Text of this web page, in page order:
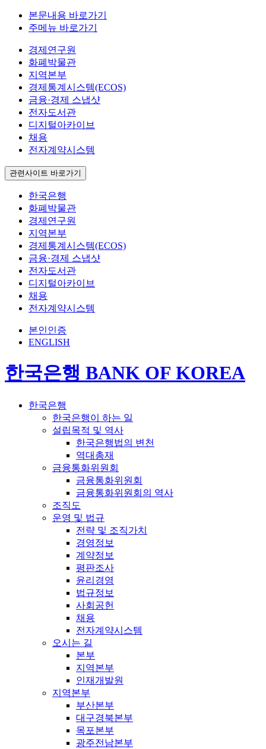
본문내용 바로가기
주메뉴 바로가기
경제연구원
화폐박물관
지역본부
경제통계시스템(ECOS)
금융·경제 스냅샷
전자도서관
디지털아카이브
채용
전자계약시스템
관련사이트 바로가기
한국은행
화폐박물관
경제연구원
지역본부
경제통계시스템(ECOS)
금융·경제 스냅샷
전자도서관
디지털아카이브
채용
전자계약시스템
본인인증
ENGLISH
한국은행 BANK OF KOREA
한국은행
한국은행이 하는 일
설립목적 및 역사
한국은행법의 변천
역대총재
금융통화위원회
금융통화위원회
금융통화위원회의 역사
조직도
운영 및 법규
전략 및 조직가치
경영정보
계약정보
평판조사
윤리경영
법규정보
사회공헌
채용
전자계약시스템
오시는 길
본부
지역본부
인재개발원
지역본부
부산본부
대구경북본부
목포본부
광주전남본부